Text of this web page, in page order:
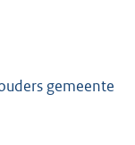
gemeente